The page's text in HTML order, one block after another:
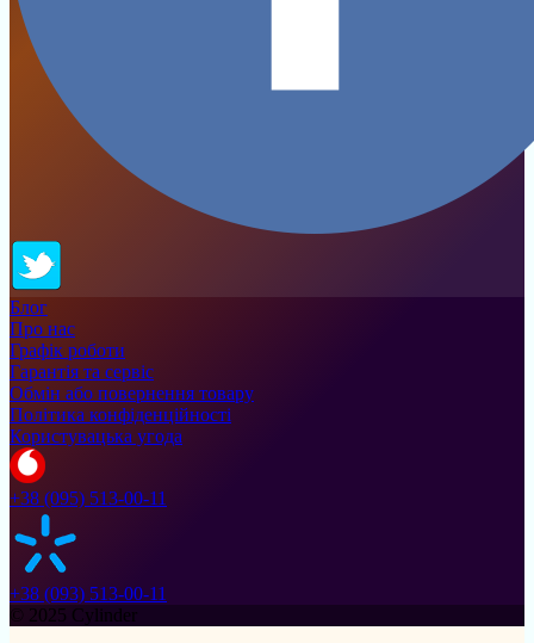
Блог
Про нас
Графік роботи
Гарантія та сервіс
Обмін або повернення товару
Політика конфіденційності
Користувацька угода
+38 (095) 513-00-11
+38 (093) 513-00-11
© 2025 Cylinder